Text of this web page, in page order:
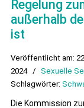
Regelung
außerhalb
ist
Veröffentlicht am:
2024 / Sexuelle
Schlagwörter:
Die Kommission